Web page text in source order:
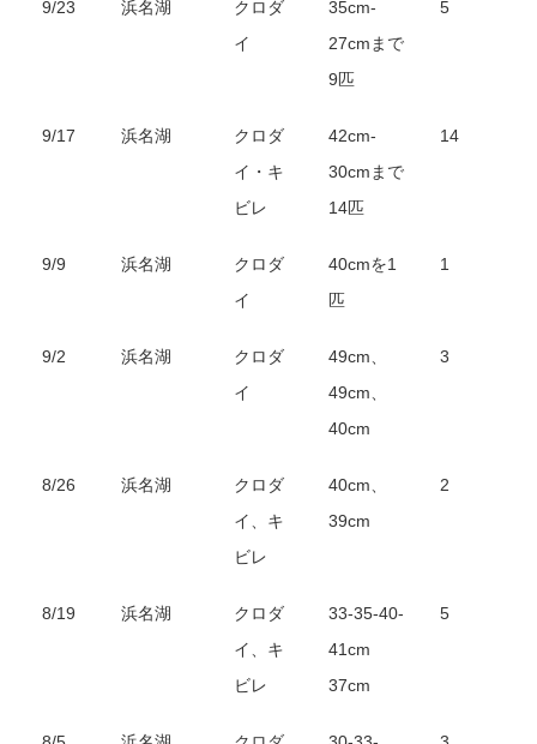
9/23 浜名湖
クロダ
イ
35cm-
27cmまで
9匹
5
9/17 浜名湖
クロダ
イ・キ
ビレ
42cm-
30cmまで
14匹
14
9/9 浜名湖
クロダ
イ
40cmを1
匹
1
9/2 浜名湖
クロダ
イ
49cm、
49cm、
40cm
3
8/26 浜名湖
クロダ
イ、キ
ビレ
40cm、
39cm
2
8/19 浜名湖
クロダ
イ、キ
ビレ
33-35-40-
41cm
37cm
5